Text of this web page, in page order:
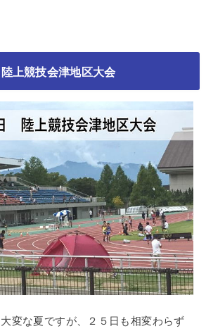
上競技会津地区大会
変な夏ですが、２５日も相変わらず